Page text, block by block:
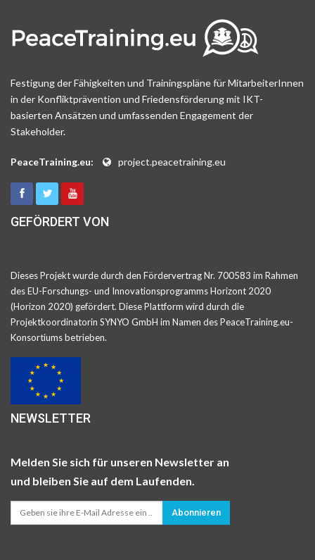
Festigung der Fähigkeiten und Trainingspläne für MitarbeiterInnen
in der Konfliktprävention und Friedensförderung mit IKT-
basierten Ansätzen und umfassenden Engagement der
Stakeholder.
PeaceTraining.eu: project.peacetraining.eu
GEFÖRDERT VON
Dieses Projekt wurde durch den Fördervertrag Nr. 700583 im Rahmen
des EU-Forschungs- und Innovationsprogramms Horizont 2020
(Horizon 2020) gefördert. Diese Plattform wird durch die
Projektkoordinatorin SYNYO GmbH im Namen des PeaceTraining.eu-
Konsortiums betrieben.
NEWSLETTER
Melden Sie sich für unseren Newsletter an
und bleiben Sie auf dem Laufenden.
Abonnieren